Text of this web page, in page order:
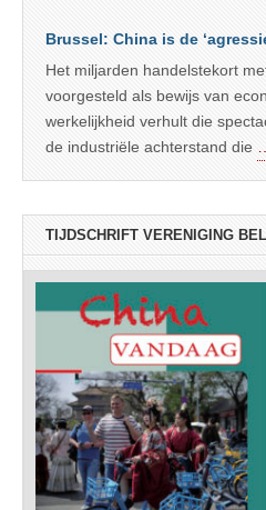
Brussel: China is de
Het miljarden handelstekort
voorgesteld als bewijs van
werkelijkheid verhult die
de industriële achterstand die
TIJDSCHRIFT VERENIGING